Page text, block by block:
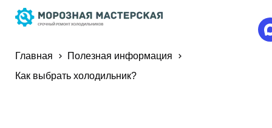
Главная
Полезная информация
Как выбрать холодильник?